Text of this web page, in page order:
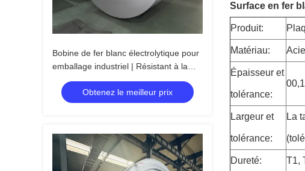
Bobine de fer blanc électrolytique pour
emballage industriel | Résistant à la
rouille
Obtenez le meilleur prix
Surface en fer
Produit:
Matériau:
Épaisseur et
tolérance:
Largeur et
tolérance:
La
Dureté: T1,